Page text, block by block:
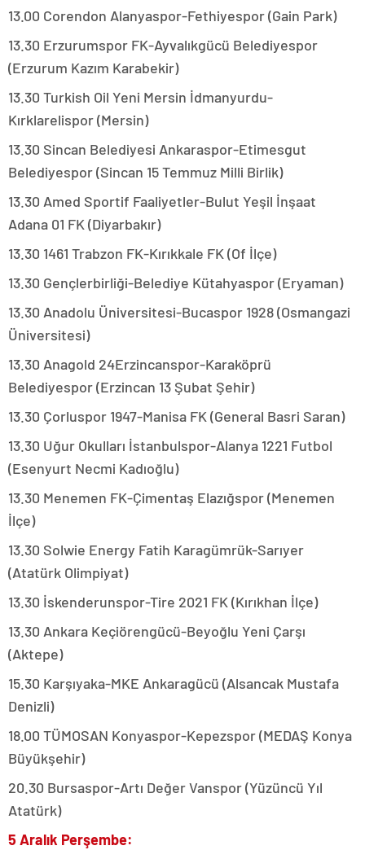
13.00 Corendon Alanyaspor-Fethiyespor (Gain Park)
13.30 Erzurumspor FK-Ayvalıkgücü Belediyespor
(Erzurum Kazım Karabekir)
13.30 Turkish Oil Yeni Mersin İdmanyurdu-
Kırklarelispor (Mersin)
13.30 Sincan Belediyesi Ankaraspor-Etimesgut
Belediyespor (Sincan 15 Temmuz Milli Birlik)
13.30 Amed Sportif Faaliyetler-Bulut Yeşil İnşaat
Adana 01 FK (Diyarbakır)
13.30 1461 Trabzon FK-Kırıkkale FK (Of İlçe)
13.30 Gençlerbirliği-Belediye Kütahyaspor (Eryaman)
13.30 Anadolu Üniversitesi-Bucaspor 1928 (Osmangazi
Üniversitesi)
13.30 Anagold 24Erzincanspor-Karaköprü
Belediyespor (Erzincan 13 Şubat Şehir)
13.30 Çorluspor 1947-Manisa FK (General Basri Saran)
13.30 Uğur Okulları İstanbulspor-Alanya 1221 Futbol
(Esenyurt Necmi Kadıoğlu)
13.30 Menemen FK-Çimentaş Elazığspor (Menemen
İlçe)
13.30 Solwie Energy Fatih Karagümrük-Sarıyer
(Atatürk Olimpiyat)
13.30 İskenderunspor-Tire 2021 FK (Kırıkhan İlçe)
13.30 Ankara Keçiörengücü-Beyoğlu Yeni Çarşı
(Aktepe)
15.30 Karşıyaka-MKE Ankaragücü (Alsancak Mustafa
Denizli)
18.00 TÜMOSAN Konyaspor-Kepezspor (MEDAŞ Konya
Büyükşehir)
20.30 Bursaspor-Artı Değer Vanspor (Yüzüncü Yıl
Atatürk)
5 Aralık Perşembe: